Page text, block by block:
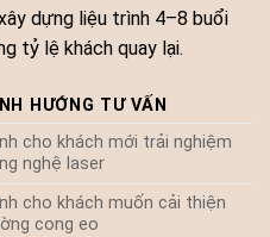
dựng liệu trình 4–8 buổi
tỷ lệ khách quay lại.
HƯỚNG TƯ VẤN
cho khách mới trải nghiệm
nghệ laser
cho khách muốn cải thiện
cong eo